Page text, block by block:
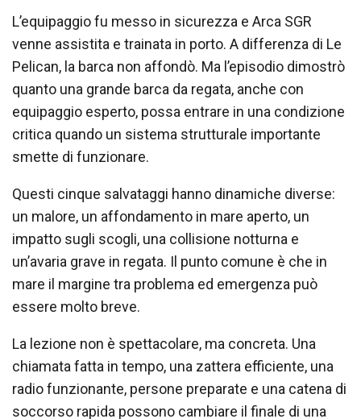
L’equipaggio fu messo in sicurezza e Arca SGR
venne assistita e trainata in porto. A differenza di Le
Pelican, la barca non affondò. Ma l’episodio dimostrò
quanto una grande barca da regata, anche con
equipaggio esperto, possa entrare in una condizione
critica quando un sistema strutturale importante
smette di funzionare.
Questi cinque salvataggi hanno dinamiche diverse:
un malore, un affondamento in mare aperto, un
impatto sugli scogli, una collisione notturna e
un’avaria grave in regata. Il punto comune è che in
mare il margine tra problema ed emergenza può
essere molto breve.
La lezione non è spettacolare, ma concreta. Una
chiamata fatta in tempo, una zattera efficiente, una
radio funzionante, persone preparate e una catena di
soccorso rapida possono cambiare il finale di una